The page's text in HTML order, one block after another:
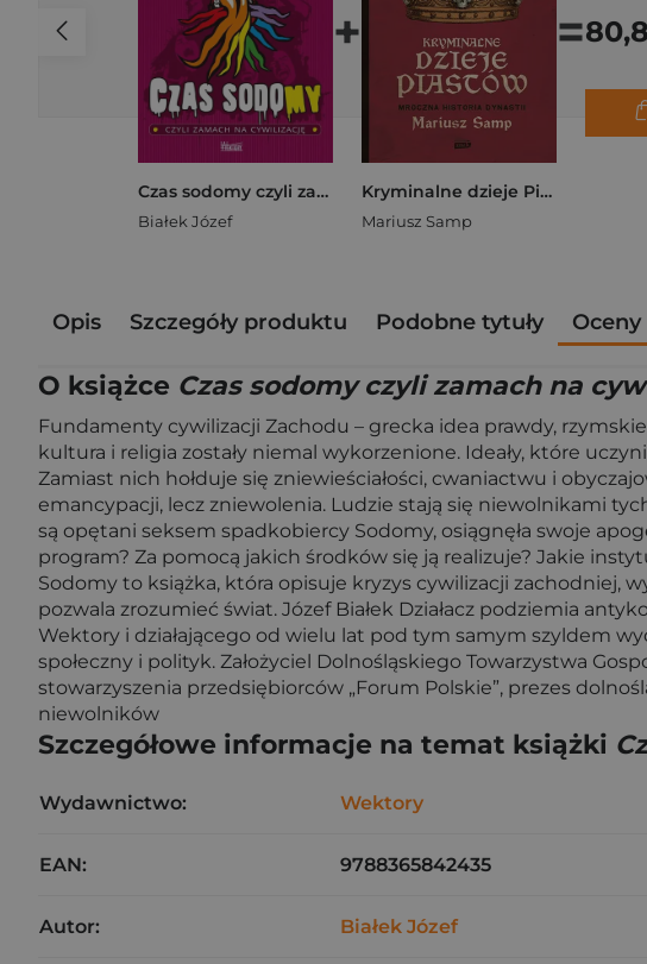
Czas sodomy czyli zamach na cywilizację
Białek Józef
+
Kryminalne dzieje Piastów. Mroczna historia dynastii
Mariusz Samp
=
Opis Szczegóły produktu Podobne tytuły
O książce Czas sodomy czyli zamach na
Fundamenty cywilizacji Zachodu – grecka idea prawdy,
kultura i religia zostały niemal wykorzenione. Ideały, które
Zamiast nich hołduje się zniewieściałości, cwaniactwu i
emancypacji, lecz zniewolenia. Ludzie stają się niewolnikami
są opętani seksem spadkobiercy Sodomy, osiągnęła swoje
program? Za pomocą jakich środków się ją realizuje? Jakie
Sodomy to książka, która opisuje kryzys cywilizacji zachodniej,
pozwala zrozumieć świat. Józef Białek Działacz podziemia
Wektory i działającego od wielu lat pod tym samym szyldem
społeczny i polityk. Założyciel Dolnośląskiego Towarzystwa
stowarzyszenia przedsiębiorców „Forum Polskie”, prezes
niewolników
Szczegółowe informacje na temat książki
Wydawnictwo: Wektory
EAN: 9788365842435
Autor: Białek Józef